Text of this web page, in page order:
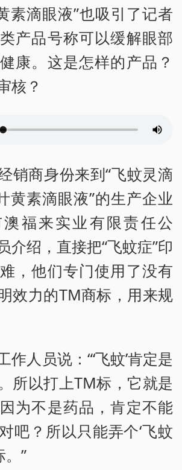
素滴眼液”也吸引了记者
产品号称可以缓解眼部
康。这是怎样的产品？
核？
销商身份来到“飞蚊灵滴
黄素滴眼液”的生产企业
福来实业有限责任公
介绍，直接把“飞蚊症”印
，他们专门使用了没有
效力的TM商标，用来规
作人员说：“‘飞蚊’肯定是
所以打上TM标，它就是
为不是药品，肯定不能
吧？所以只能弄个‘飞蚊
。”